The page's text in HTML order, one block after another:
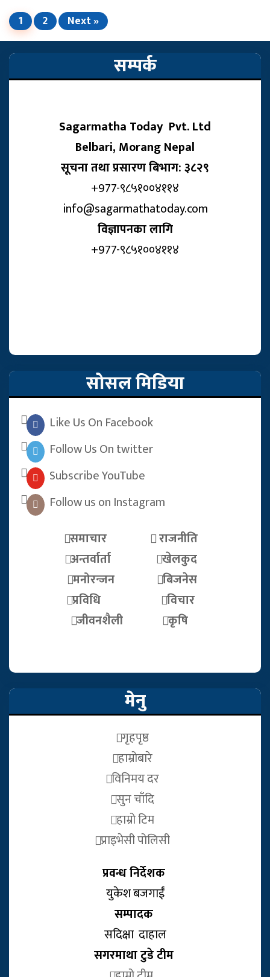
1 2 Next »
सम्पर्क
Sagarmatha Today Pvt. Ltd
Belbari, Morang Nepal
सूचना तथा प्रसारण बिभाग: ३८२९
+977-९८५१००४११४
info@sagarmathatoday.com
विज्ञापनका लागि
+977-९८५१००४११४
सोसल मिडिया
Like Us On Facebook
Follow Us On twitter
Subscribe YouTube
Follow us on Instagram
समाचार
राजनीति
अन्तर्वार्ता
खेलकुद
मनोरन्जन
बिजनेस
प्रविधि
विचार
जीवनशैली
कृषि
मेनु
गृहपृष्ठ
हाम्रोबारे
विनिमय दर
सुन चाँदि
हाम्रो टिम
प्राइभेसी पोलिसी
प्रवन्ध निर्देशक
युकेश बजगाईं
सम्पादक
सदिक्षा दाहाल
सगरमाथा टुडे टीम